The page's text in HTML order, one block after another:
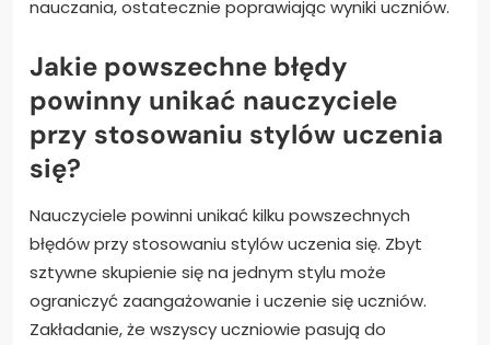
nauczania, ostatecznie poprawiając wyniki uczniów.
Jakie powszechne błędy
powinny unikać nauczyciele
przy stosowaniu stylów uczenia
się?
Nauczyciele powinni unikać kilku powszechnych
błędów przy stosowaniu stylów uczenia się. Zbyt
sztywne skupienie się na jednym stylu może
ograniczyć zaangażowanie i uczenie się uczniów.
Zakładanie, że wszyscy uczniowie pasują do